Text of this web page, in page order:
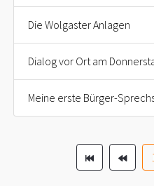
Die Wolgaster Anlagen
Dialog vor Ort am
Meine erste Bürger-